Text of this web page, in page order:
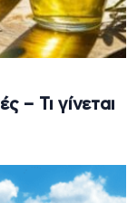
– Τι γίνεται